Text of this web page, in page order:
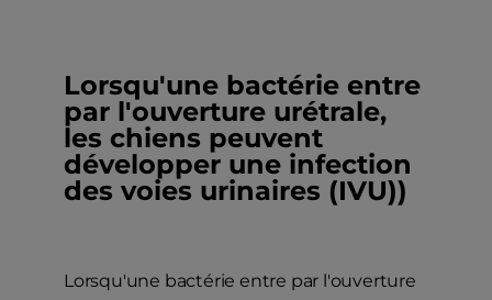
Lorsqu'une bactérie entre
par l'ouverture urétrale,
les chiens peuvent
développer une infection
des voies urinaires (IVU))
Lorsqu'une bactérie entre par l'ouverture